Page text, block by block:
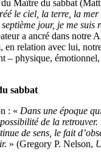
du Maître du sabbat
le ciel, la terre, la mer
jour, je me suis
a ancré dans notre
en relation avec lui,
– physique,
sabbat
: « Dans une époque
de la
de sens, le fait
» (Gregory P. Nelson,